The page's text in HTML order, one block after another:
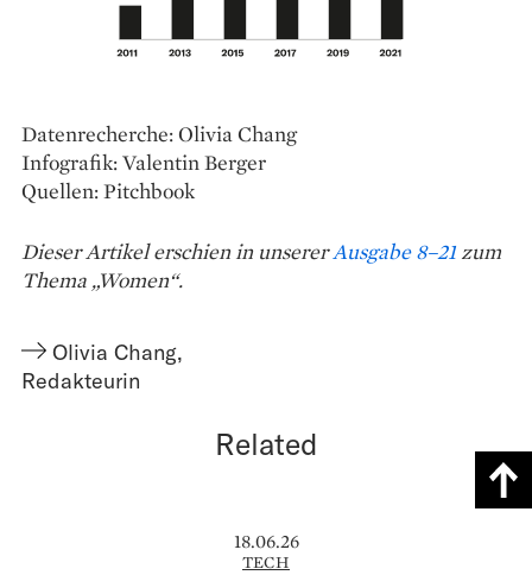
Datenrecherche: Olivia Chang
Infografik: Valentin Berger
Quellen: Pitchbook
Dieser Artikel erschien in unsererAusgabe 8–21zum
Thema „Women“.
Olivia Chang,
Redakteurin
Related
18.06.26
TECH